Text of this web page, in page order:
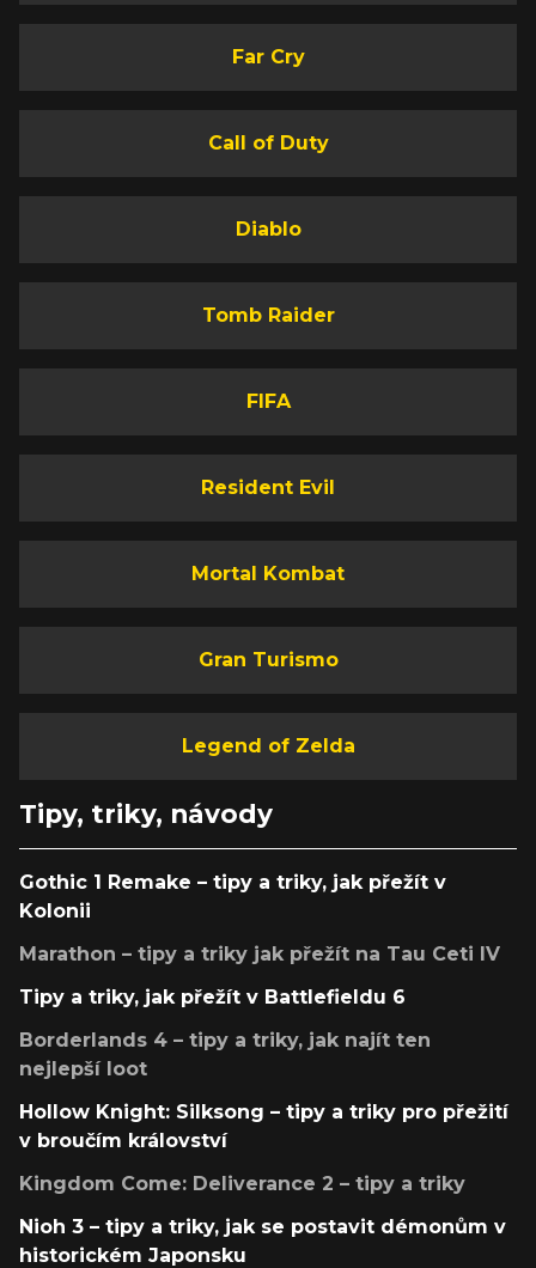
Far Cry
Call of Duty
Diablo
Tomb Raider
FIFA
Resident Evil
Mortal Kombat
Gran Turismo
Legend of Zelda
Tipy, triky, návody
Gothic 1 Remake – tipy a triky, jak přežít v
Kolonii
Marathon – tipy a triky jak přežít na Tau Ceti IV
Tipy a triky, jak přežít v Battlefieldu 6
Borderlands 4 – tipy a triky, jak najít ten
nejlepší loot
Hollow Knight: Silksong – tipy a triky pro přežití
v broučím království
Kingdom Come: Deliverance 2 – tipy a triky
Nioh 3 – tipy a triky, jak se postavit démonům v
historickém Japonsku